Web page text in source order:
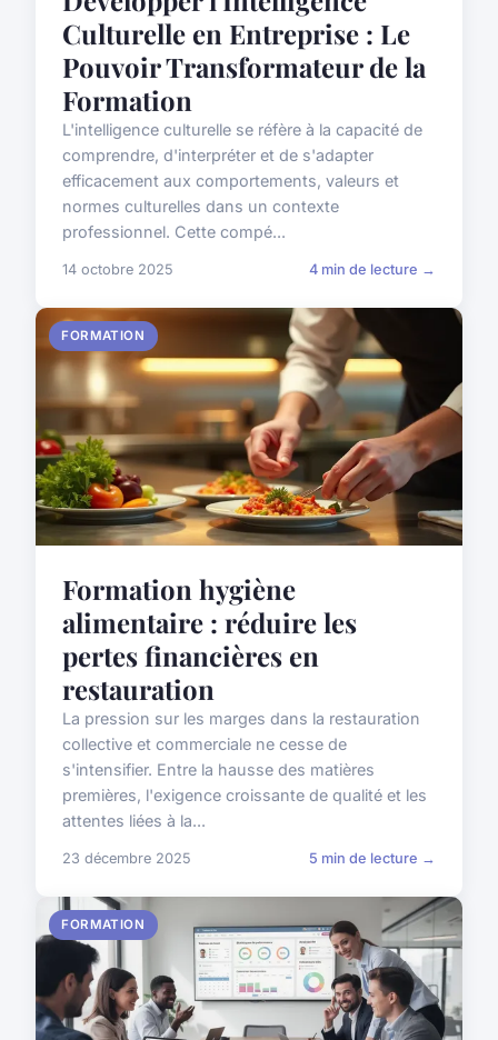
Culturelle en Entreprise : Le
Pouvoir Transformateur de la
Formation
L'intelligence culturelle se réfère à la capacité de
comprendre, d'interpréter et de s'adapter
efficacement aux comportements, valeurs et
normes culturelles dans un contexte
professionnel. Cette compé...
14 octobre 2025 4 min de lecture →
FORMATION
Formation hygiène
alimentaire : réduire les
pertes financières en
restauration
La pression sur les marges dans la restauration
collective et commerciale ne cesse de
s'intensifier. Entre la hausse des matières
premières, l'exigence croissante de qualité et les
attentes liées à la...
23 décembre 2025 5 min de lecture →
FORMATION